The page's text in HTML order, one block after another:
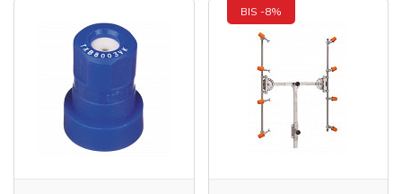
BIS -8%